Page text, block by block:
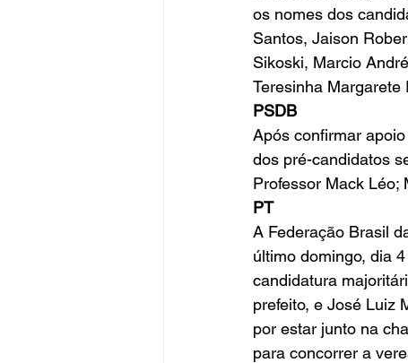
os nomes dos
Santos, Jaison
Sikoski, Marcio
Teresinha Margarete
PSDB
Após confirmar
dos pré-candidatos
Professor Mack Léo;
PT
A Federação Brasil
último domingo, dia
candidatura
prefeito, e José Luiz
por estar junto na
para concorrer a